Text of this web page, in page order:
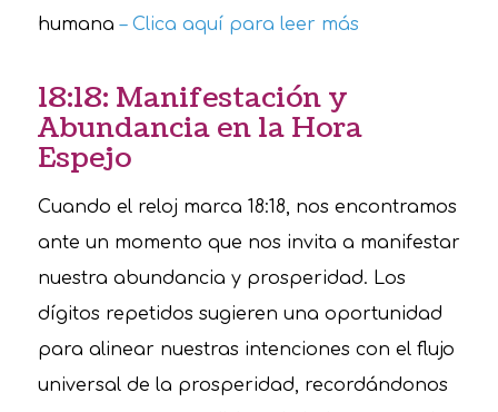
humana– Clica aquí para leer más
18:18: Manifestación y
Abundancia en la Hora
Espejo
Cuando el reloj marca 18:18, nos encontramos
ante un momento que nos invita a manifestar
nuestra abundancia y prosperidad. Los
dígitos repetidos sugieren una oportunidad
para alinear nuestras intenciones con el flujo
universal de la prosperidad, recordándonos